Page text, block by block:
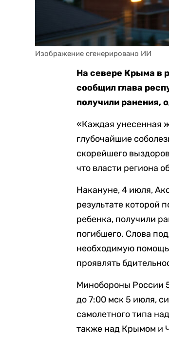
Изображение сгенерировано ИИ
На севере Крыма в
сообщил глава
получили ранения,
«Каждая унесенная
глубочайшие
скорейшего
что власти региона
Накануне, 4 июля,
результате которой
ребенка, получили
погибшего. Слова
необходимую
проявлять
Минобороны России
до 7:00 мск 5 июля,
самолетного типа
также над Крымом и